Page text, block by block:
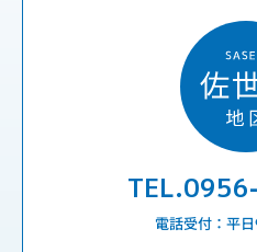
電話受付：平